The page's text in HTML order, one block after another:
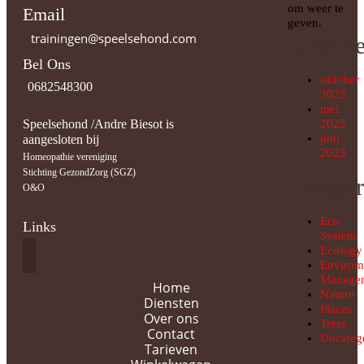
om weer te
geven.
oktober
2025
mei
2025
juni
2023
Eco
System
Ecology
Nature
Places
Trees
Email
trainingen@speelsehond.com
Bel Ons
0682548300
Speelsehond /Andre Biesot is
aangesloten bij
Homeopathie vereniging
Stichting GezondZorg (SGZ)
O&O
Links
Home
Diensten
Over ons
Contact
Tarieven